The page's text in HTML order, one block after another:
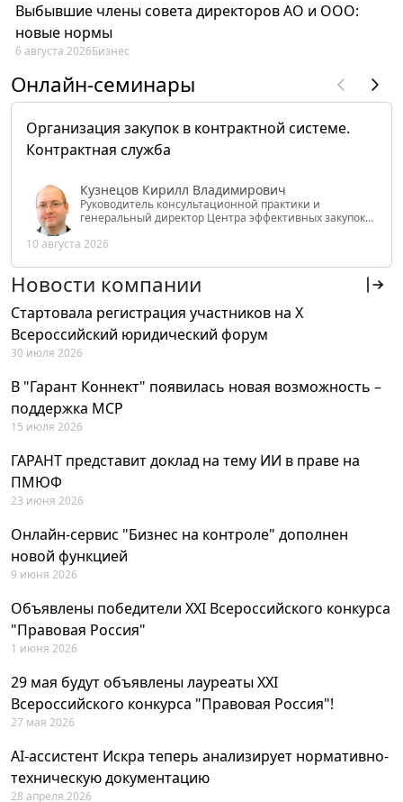
Выбывшие члены совета директоров АО и ООО:
новые нормы
6 августа 2026Бизнес
Онлайн-семинары
Организация закупок в контрактной системе.
Контрактная служба
Кузнецов Кирилл Владимирович
Руководитель консультационной практики и
генеральный директор Центра эффективных закупок
РФ
10 августа 2026
Новости компании
Стартовала регистрация участников на X
Всероссийский юридический форум
30 июля 2026
В "Гарант Коннект" появилась новая возможность –
поддержка MCP
15 июля 2026
ГАРАНТ представит доклад на тему ИИ в праве на
ПМЮФ
23 июня 2026
Онлайн-сервис "Бизнес на контроле" дополнен
новой функцией
9 июня 2026
Объявлены победители XXI Всероссийского конкурса
"Правовая Россия"
1 июня 2026
29 мая будут объявлены лауреаты XXI
Всероссийского конкурса "Правовая Россия"!
27 мая 2026
AI-ассистент Искра теперь анализирует нормативно-
техническую документацию
28 апреля 2026